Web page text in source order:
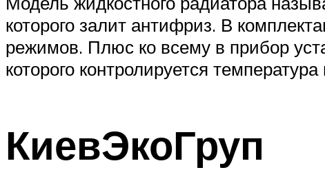
которого залит антифриз. В
режимов. Плюс ко всему в прибор
которого контролируется
КиевЭкоГруп